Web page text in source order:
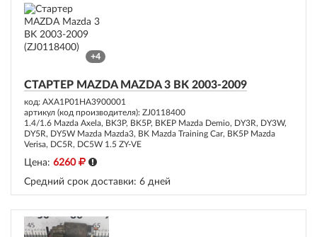
+4
СТАРТЕР MAZDA MAZDA 3 BK 2003-2009
код: AXA1P01HA3900001
артикул (код производителя): ZJ0118400
1.4/1.6 Mazda Axela, BK3P, BK5P, BKEP Mazda Demio, DY3R, DY3W,
DY5R, DY5W Mazda Mazda3, BK Mazda Training Car, BK5P Mazda
Verisa, DC5R, DC5W 1.5 ZY-VE
Цена: 6260
Средний срок доставки: 6 дней